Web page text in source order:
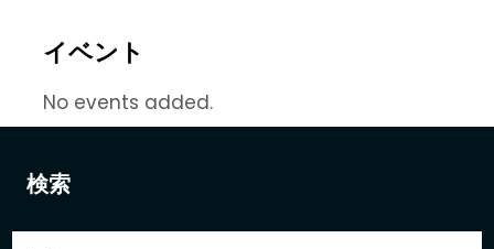
検索
イベント
No events added.